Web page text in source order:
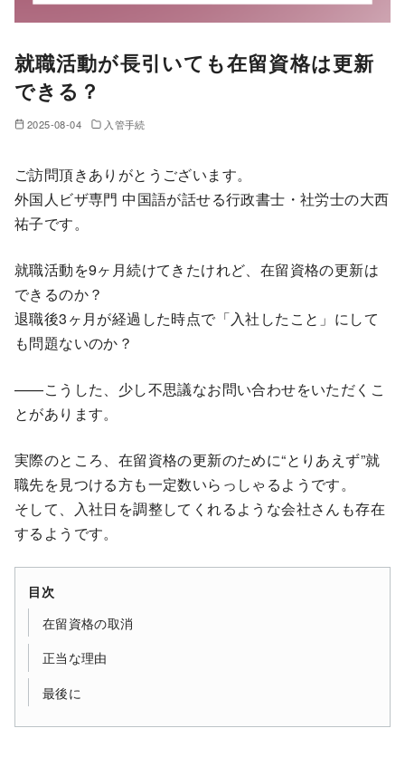
就職活動が長引いても在留資格は更新
できる？
2025-08-04 入管手続
ご訪問頂きありがとうございます。
外国人ビザ専門 中国語が話せる行政書士・社労士の大西
祐子です。
就職活動を9ヶ月続けてきたけれど、在留資格の更新は
できるのか？
退職後3ヶ月が経過した時点で「入社したこと」にして
も問題ないのか？
——こうした、少し不思議なお問い合わせをいただくこ
とがあります。
実際のところ、在留資格の更新のために“とりあえず”就
職先を見つける方も一定数いらっしゃるようです。
そして、入社日を調整してくれるような会社さんも存在
するようです。
目次
在留資格の取消
正当な理由
最後に